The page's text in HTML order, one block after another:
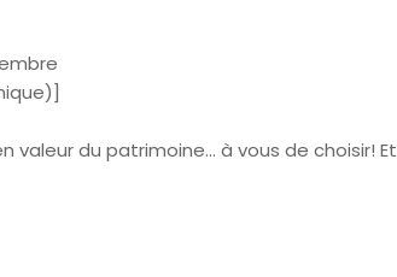
valeur du patrimoine… à vous de choisir! Et